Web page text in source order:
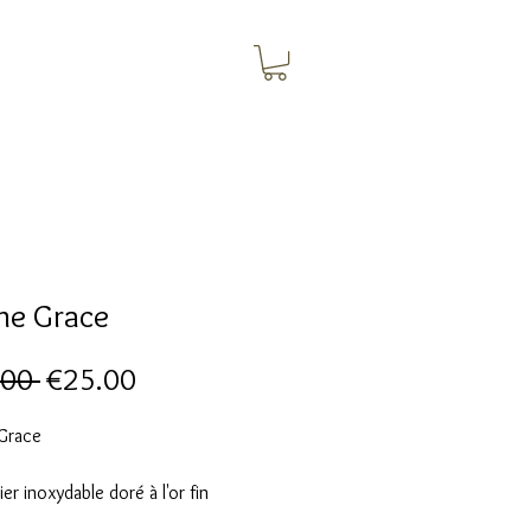
Grace
Regular
€25.00
inoxydable doré à l'or fin